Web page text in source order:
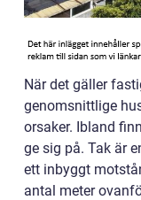
När det gäller
genomsnittlige
orsaker. Ibland
ge sig på. Tak är
ett inbyggt
antal meter